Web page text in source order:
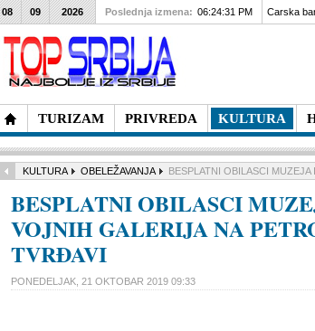
TURIZAM PRIVREDA KULTURA
08 09 2026 Poslednja izmena: 06:24:31 PM Carska
KULTURA OBELEŽAVANJA BESPLATNI OBILASCI
BESPLATNI OBILASCI
VOJNIH GALERIJA NA
TVRĐAVI
PONEDELJAK, 21 OKTOBAR 2019 09:33